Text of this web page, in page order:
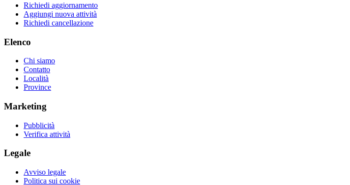
Richiedi aggiornamento
Aggiungi nuova attività
Richiedi cancellazione
Elenco
Chi siamo
Contatto
Località
Province
Marketing
Pubblicità
Verifica attività
Legale
Avviso legale
Politica sui cookie